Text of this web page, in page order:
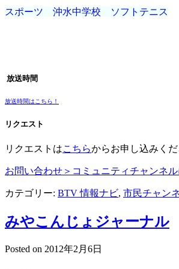
スポーツ 沖水中学校 ソフトテニス
放送時間
放送時間はこちら！
リクエスト
リクエストはこちらからお申し込みくだ
お問い合わせ＞コミュニティチャンネ
カテゴリー: BTV 情報ナビ, 市民チャン
みやこんじょジャーナル
Posted on 2012年2月6日